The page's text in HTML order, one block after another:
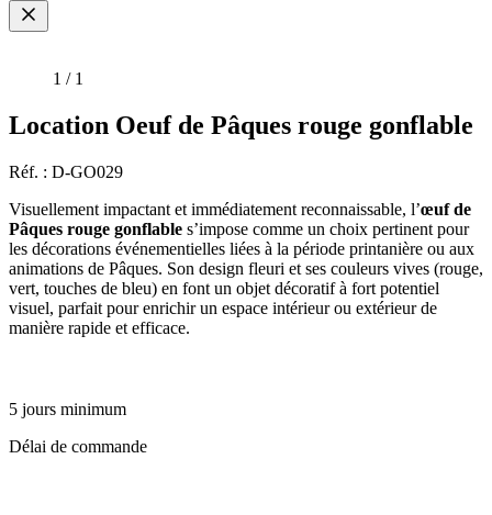
1 / 1
Location Oeuf de Pâques rouge gonflable
Réf. : D-GO029
Visuellement impactant et immédiatement reconnaissable, l’œuf de
Pâques rouge gonflable s’impose comme un choix pertinent pour
les décorations événementielles liées à la période printanière ou aux
animations de Pâques. Son design fleuri et ses couleurs vives (rouge,
vert, touches de bleu) en font un objet décoratif à fort potentiel
visuel, parfait pour enrichir un espace intérieur ou extérieur de
manière rapide et efficace.
5 jours minimum
Délai de commande